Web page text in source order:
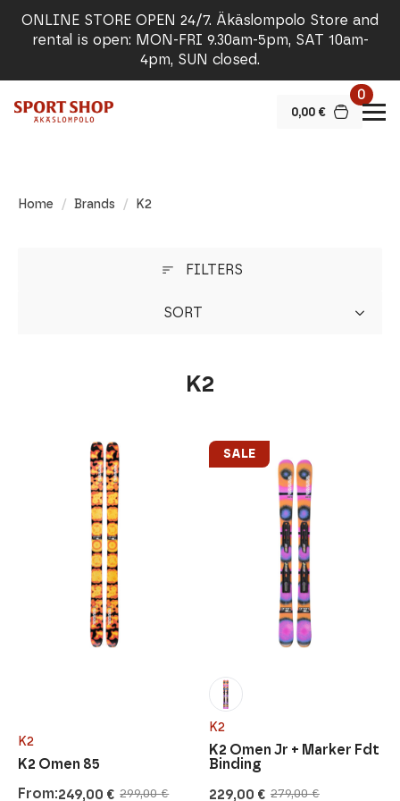
ONLINE STORE OPEN 24/7. Äkäslompolo Store and
rental is open: MON-FRI 9.30am-5pm, SAT 10am-
4pm, SUN closed.
0,00 €
0
Home Brands K2
FILTERS
SORT
K2
K2
From: 299,00€
249,00 €
K2 Omen 85
K2
279,00€
229,00 €
SALE
K2 Omen Jr + Marker Fdt
Binding